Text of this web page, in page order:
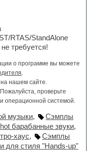
RTAS/StandAlone
требуется!
о программе вы можете
.
нашем сайте.
проверьте
операционной системой.
музыки,
Сэмплы
барабанные звуки,
хаус,
Сэмплы
для стиля "Hands-up"